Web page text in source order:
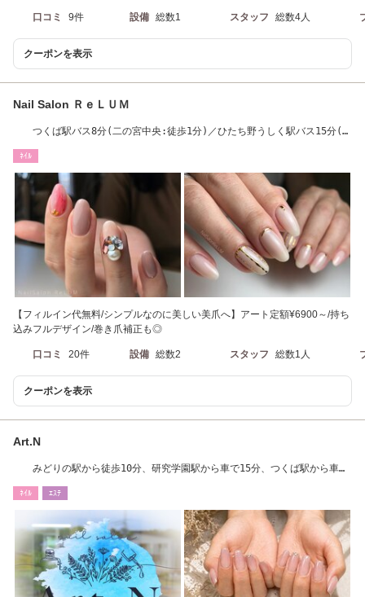
口コミ 9件 設備 総数1 スタッフ 総数4人
クーポンを表示
Nail Salon ＲｅＬＵＭ
つくば駅バス8分(二の宮中央:徒歩1分)／ひたち野うしく駅バス15分(二
ﾈｲﾙ
【フィルイン代無料/シンプルなのに美しい美爪へ】アート定額¥6900～/持ち
込みフルデザイン/巻き爪補正も◎
口コミ 20件 設備 総数2 スタッフ 総数1人
クーポンを表示
Art.N
みどりの駅から徒歩10分、研究学園駅から車で15分、つくば駅から車で
ﾈｲﾙ ｴｽﾃ